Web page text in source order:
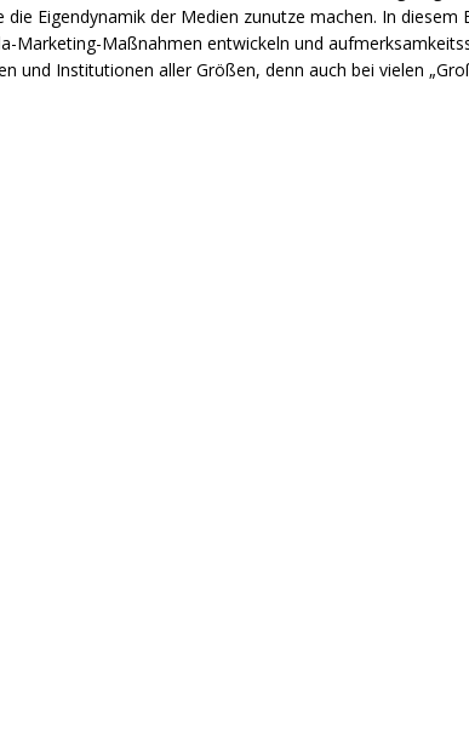
Eigendynamik der Medien zunutze machen. In diesem
Marketing-Maßnahmen entwickeln und
und Institutionen aller Größen, denn auch bei vielen